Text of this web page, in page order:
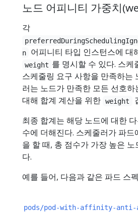
노드 어피니티 가중치
각
n
어피니티 타입 인스턴스에 대
weight 를 명시할 수 있다. 스
스케줄링 요구 사항을 만족하는
러는 노드가 만족한 모든 선호
대해 합계 계산을 위한 weight
최종 합계는 해당 노드에 대한
수에 더해진다. 스케줄러가 파
을 할 때, 총 점수가 가장 높은
다.
예를 들어, 다음과 같은 파드 스
pods/pod-with-affinity-